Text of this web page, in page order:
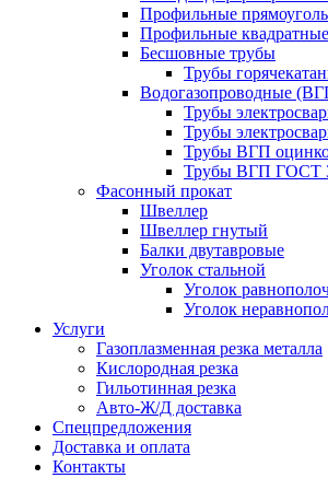
Профильные
Профильные
Бесшовные трубы
Трубы
Водогазопроводные
Трубы
Трубы
Трубы ВГП
Трубы ВГП ГОСТ
Фасонный прокат
Швеллер
Швеллер гнутый
Балки двутавровые
Уголок стальной
Уголок
Уголок
Услуги
Газоплазменная резка металла
Кислородная резка
Гильотинная резка
Авто-Ж/Д доставка
Спецпредложения
Доставка и оплата
Контакты